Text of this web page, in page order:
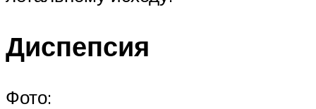
Диспепсия
Фото: